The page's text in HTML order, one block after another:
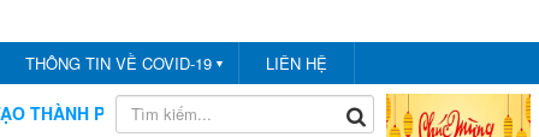
THÔNG TIN VỀ COVID-19 ▼ LIÊN HỆ
PHỐ BẾN CÁT CHÀO MỪNG BẠN ĐẾN VỚI CỔNG